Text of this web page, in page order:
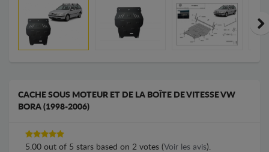
CACHE SOUS MOTEUR ET DE LA BOÎTE DE VITESSE VW
BORA (1998-2006)
5.00 out of 5 stars based on 2 votes (Voir les avis).